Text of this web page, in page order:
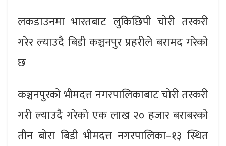
लकडाउनमा भारतबाट लुकिछिपी चोरी तस्करी
गरेर ल्याउदै बिडी कञ्चनपुर प्रहरीले बरामद गरेको
छ
कञ्चनपुरको भीमदत्त नगरपालिकाबाट चोरी तस्करी
गरी ल्याउदै गरेको एक लाख २० हजार बराबरको
तीन बोरा बिडी भीमदत्त नगरपालिका–१३ स्थित